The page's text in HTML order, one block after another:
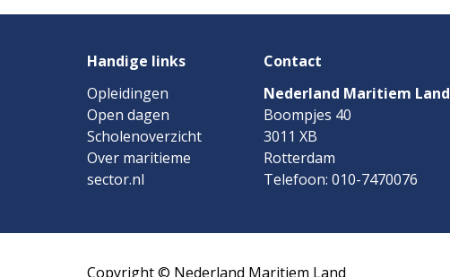
Handige links
Opleidingen
Open dagen
Scholenoverzicht
Over maritieme
sector.nl
Contact
Nederland Maritiem Land
Boompjes 40
3011 XB
Rotterdam
Telefoon: 010-7470076
Copyright © Nederland Maritiem Land